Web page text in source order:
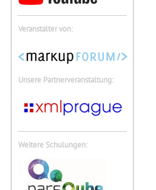
Veranstalter von:
Unsere Partnerveranstaltung:
Weitere Schulungen: